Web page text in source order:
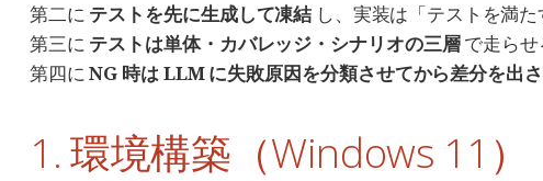
第二に テストを先に生成して凍結 し、実装は「テストを満
第三に テストは単体・カバレッジ・シナリオの三層で走らせ
第四にNG 時は LLM に失敗原因を分類させてから差分を出
1. 環境構築（Windows 11）